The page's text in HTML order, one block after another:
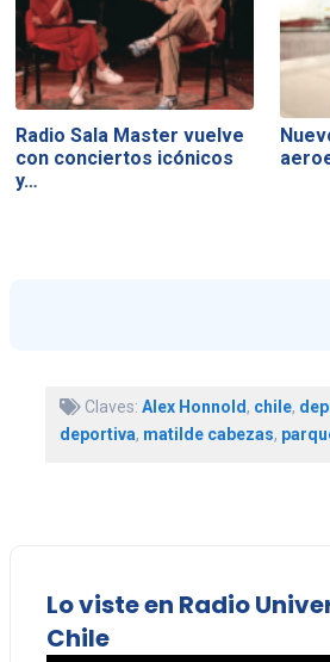
Radio Sala Master vuelve
con conciertos icónicos
y…
Claves: Alex Honnold , chile,
deportiva, matilde cabezas,
Lo viste en Radio
Chile